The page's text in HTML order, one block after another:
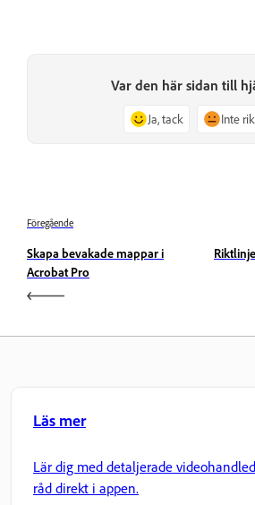
Var den här sidan till
Ja, tack Inte
Föregående
Skapa bevakade mappar i
Acrobat Pro
Läs mer
Lär dig med detaljerade
råd direkt i appen.